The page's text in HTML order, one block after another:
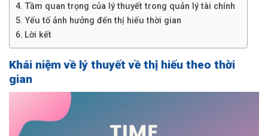
Tầm quan trọng của lý thuyết trong quản lý tài chính
Yếu tố ảnh hưởng đến thị hiếu thời gian
Lời kết
Khái niệm về lý thuyết về thị hiếu theo thời
gian